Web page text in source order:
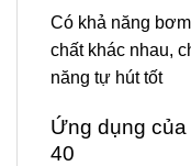
Có khả năng
chất khác nhau,
năng tự hút tốt
Ứng dụng
40